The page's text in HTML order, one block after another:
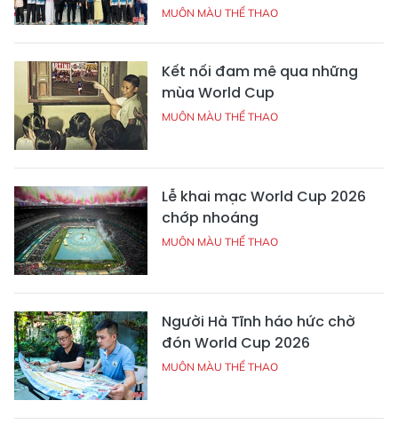
MUÔN MÀU THỂ THAO
Kết nối đam mê qua những
mùa World Cup
MUÔN MÀU THỂ THAO
Lễ khai mạc World Cup 2026
chớp nhoáng
MUÔN MÀU THỂ THAO
Người Hà Tĩnh háo hức chờ
đón World Cup 2026
MUÔN MÀU THỂ THAO